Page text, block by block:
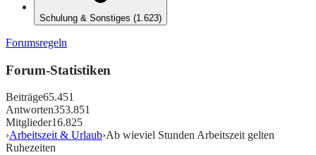
Schulung & Sonstiges (1.623)
Forumsregeln
Forum-Statistiken
Beiträge65.451
Antworten353.851
Mitglieder16.825
›Arbeitszeit & Urlaub›Ab wieviel Stunden Arbeitszeit gelten
Ruhezeiten